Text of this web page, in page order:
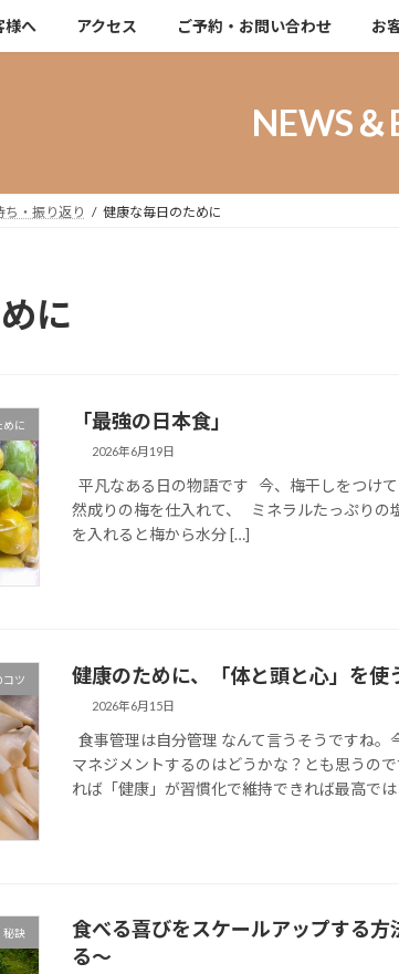
様へ アクセス ご予約・お問い合わせ お
NEWS＆
ち・振り返り 健康な毎日のために
に
めに 「最強の日本食」
2026年6月19日
平凡なある日の物語です 今、梅干しをつけ
然成りの梅を仕入れて、 ミネラルたっぷりの
を入れると梅から水分 […]
コツ 健康のために、「体と頭と心」を使
2026年6月15日
食事管理は自分管理 なんて言うそうですね。
マネジメントするのはどうかな？とも思うの
れば「健康」が習慣化で維持できれば最高で
秘訣
食べる喜びをスケールアップする方
る～